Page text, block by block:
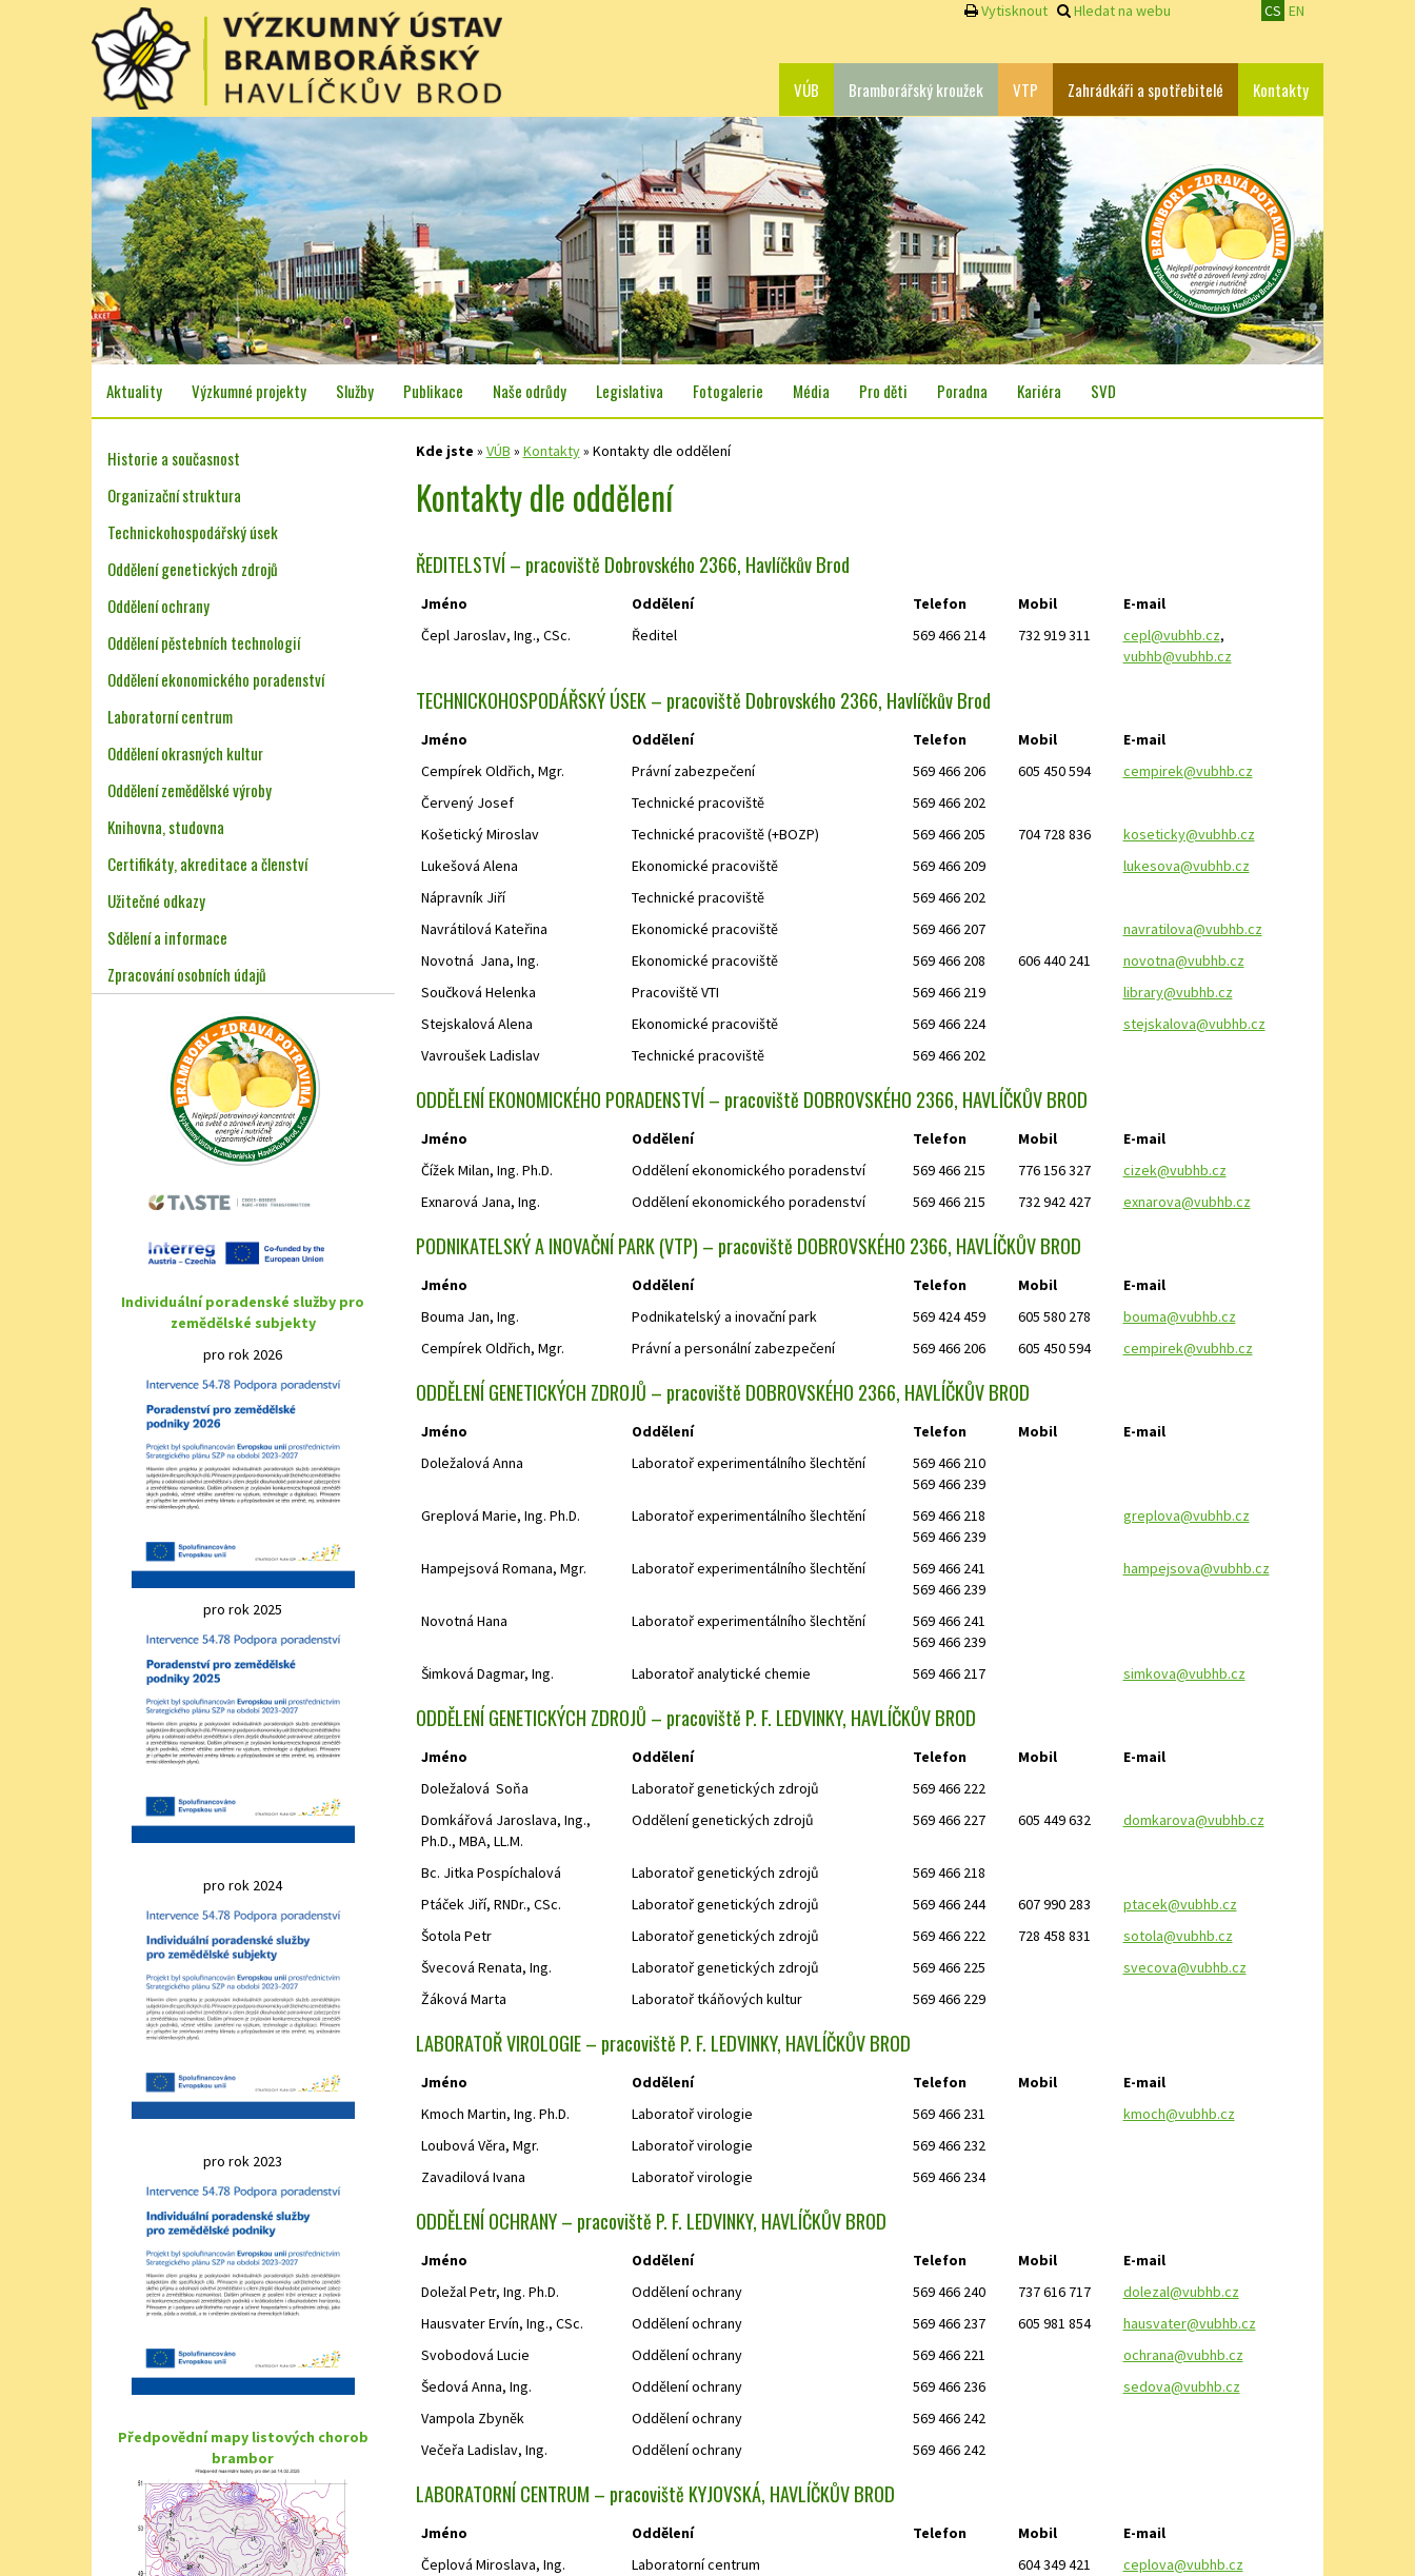
Vytisknout Hledat na webu CS EN
VÚB Bramborářský kroužek VTP Zahrádkáři a spotřebitelé Kontakty
Aktuality Výzkumné projekty Služby Publikace Naše odrůdy Legislativa Fotogalerie Média Pro děti Poradna Kariéra SVD
Kde jste » VÚB » Kontakty» Kontakty dle oddělení
Kontakty dle oddělení
ŘEDITELSTVÍ – pracoviště Dobrovského 2366, Havlíčkův Brod
Jméno Oddělení Telefon Mobil
E-mail
Čepl Jaroslav, Ing., CSc.
Ředitel 569 466 214 732 919 311 cepl@vubhb.cz,
vubhb@vubhb.cz
TECHNICKOHOSPODÁŘSKÝ ÚSEK – pracoviště Dobrovského 2366, Havlíčkův Brod
Jméno Oddělení Telefon Mobil
E-mail
Cempírek Oldřich, Mgr.
Právní zabezpečení 569 466 206 605 450 594
cempirek@vubhb.cz
Červený Josef
Technické pracoviště
569 466 202
Košetický Miroslav
Technické pracoviště (+BOZP) 569 466 205 704 728 836
koseticky@vubhb.cz
Lukešová Alena
Ekonomické pracoviště 569 466 209
lukesova@vubhb.cz
Nápravník Jiří
Technické pracoviště
569 466 202
Navrátilová Kateřina
Ekonomické pracoviště 569 466 207
navratilova@vubhb.cz
Novotná Jana, Ing.
Ekonomické pracoviště 569 466 208 606 440 241
novotna@vubhb.cz
Součková Helenka
Pracoviště VTI 569 466 219
library@vubhb.cz
Stejskalová Alena
Ekonomické pracoviště 569 466 224
stejskalova@vubhb.cz
Vavroušek Ladislav
Technické pracoviště 569 466 202
ODDĚLENÍ EKONOMICKÉHO PORADENSTVÍ – pracoviště DOBROVSKÉHO 2366, HAVLÍČKŮV BROD
Jméno Oddělení Telefon Mobil
E-mail
Čížek Milan, Ing. Ph.D.
Oddělení ekonomického poradenství 569 466 215 776 156 327
cizek@vubhb.cz
Exnarová Jana, Ing.
Oddělení ekonomického poradenství 569 466 215 732 942 427 exnarova@vubhb.cz
PODNIKATELSKÝ A INOVAČNÍ PARK (VTP) – pracoviště DOBROVSKÉHO 2366, HAVLÍČKŮV BROD
Jméno Oddělení Telefon Mobil
E-mail
Bouma Jan, Ing.
Podnikatelský a inovační park 569 424 459 605 580 278
bouma@vubhb.cz
Cempírek Oldřich, Mgr.
Právní a personální zabezpečení 569 466 206 605 450 594 cempirek@vubhb.cz
ODDĚLENÍ GENETICKÝCH ZDROJŮ – pracoviště DOBROVSKÉHO 2366, HAVLÍČKŮV BROD
Jméno Oddělení Telefon Mobil
E-mail
Doležalová Anna
Laboratoř experimentálního šlechtění
569 466 210
569 466 239
Greplová Marie, Ing. Ph.D.
Laboratoř experimentálního šlechtění
569 466 218
569 466 239
greplova@vubhb.cz
Hampejsová Romana, Mgr. Laboratoř experimentálního šlechtění
569 466 241
569 466 239
hampejsova@vubhb.cz
Novotná Hana Laboratoř experimentálního šlechtění
569 466 241
569 466 239
Šimková Dagmar, Ing.
Laboratoř analytické chemie 569 466 217 simkova@vubhb.cz
ODDĚLENÍ GENETICKÝCH ZDROJŮ – pracoviště P. F. LEDVINKY, HAVLÍČKŮV BROD
Jméno Oddělení Telefon Mobil
E-mail
Doležalová Soňa
Laboratoř genetických zdrojů
569 466 222
Domkářová Jaroslava, Ing.,
Ph.D., MBA, LL.M.
Oddělení genetických zdrojů 569 466 227 605 449 632 domkarova@vubhb.cz
Bc. Jitka Pospíchalová Laboratoř genetických zdrojů
569 466 218
Ptáček Jiří, RNDr., CSc.
Laboratoř genetických zdrojů 569 466 244 607 990 283
ptacek@vubhb.cz
Šotola Petr
Laboratoř genetických zdrojů 569 466 222 728 458 831
sotola@vubhb.cz
Švecová Renata, Ing.
Laboratoř genetických zdrojů 569 466 225
svecova@vubhb.cz
Žáková Marta
Laboratoř tkáňových kultur 569 466 229
LABORATOŘ VIROLOGIE – pracoviště P. F. LEDVINKY, HAVLÍČKŮV BROD
Jméno Oddělení Telefon Mobil
E-mail
Kmoch Martin, Ing. Ph.D.
Laboratoř virologie 569 466 231
kmoch@vubhb.cz
Loubová Věra, Mgr.
Laboratoř virologie
569 466 232
Zavadilová Ivana
Laboratoř virologie 569 466 234
ODDĚLENÍ OCHRANY – pracoviště P. F. LEDVINKY, HAVLÍČKŮV BROD
Jméno Oddělení Telefon Mobil
E-mail
Doležal Petr, Ing. Ph.D.
Oddělení ochrany 569 466 240 737 616 717
dolezal@vubhb.cz
Hausvater Ervín, Ing., CSc.
Oddělení ochrany 569 466 237 605 981 854
hausvater@vubhb.cz
Svobodová Lucie
Oddělení ochrany 569 466 221
ochrana@vubhb.cz
Šedová Anna, Ing.
Oddělení ochrany 569 466 236
sedova@vubhb.cz
Vampola Zbyněk
Oddělení ochrany
569 466 242
Večeřa Ladislav, Ing.
Oddělení ochrany 569 466 242
LABORATORNÍ CENTRUM – pracoviště KYJOVSKÁ, HAVLÍČKŮV BROD
Jméno Oddělení Telefon Mobil
E-mail
Čeplová Miroslava, Ing.
Laboratorní centrum 604 349 421
ceplova@vubhb.cz
Historie a současnost
Organizační struktura
Technickohospodářský úsek
Oddělení genetických zdrojů
Oddělení ochrany
Oddělení pěstebních technologií
Oddělení ekonomického poradenství
Laboratorní centrum
Oddělení okrasných kultur
Oddělení zemědělské výroby
Knihovna, studovna
Certifikáty, akreditace a členství
Užitečné odkazy
Sdělení a informace
Zpracování osobních údajů
Individuální poradenské služby pro
zemědělské subjekty
pro rok 2026
pro rok 2025
pro rok 2024
pro rok 2023
Předpovědní mapy listových chorob
brambor